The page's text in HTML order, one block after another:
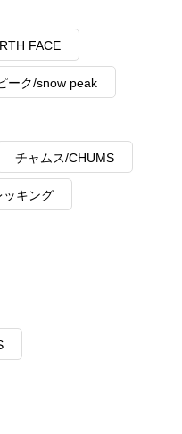
FACE
ーク/snow peak
チャムス/CHUMS
ッキング